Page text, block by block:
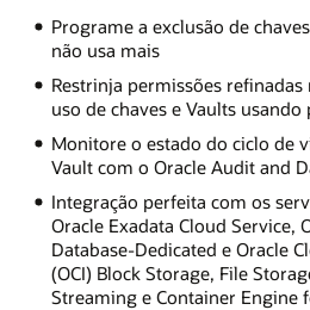
Programe a exclusão de
não usa mais
Restrinja permissões
uso de chaves e Vaults usando
Monitore o estado do ciclo de
Vault com o Oracle Audit and
Integração perfeita com os
Oracle Exadata Cloud Service,
Database-Dedicated e Oracle
(OCI) Block Storage, File
Streaming e Container Engine